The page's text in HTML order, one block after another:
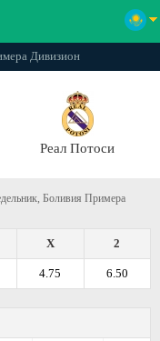
Дивизион
Реал Потоси
Боливия Примера
2
X
6.50
4.75